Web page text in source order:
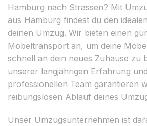
Hamburg nach Strassen? Mit
aus Hamburg findest du den
deinen Umzug. Wir bieten einen
Möbeltransport an, um deine
schnell an dein neues Zuhause zu
unserer langjährigen Erfahrung
professionellen Team garantieren
reibungslosen Ablauf deines
Unser Umzugsunternehmen ist